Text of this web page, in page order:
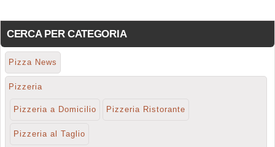
CERCA PER CATEGORIA
Pizza News
Pizzeria
Pizzeria a Domicilio Pizzeria Ristorante
Pizzeria al Taglio